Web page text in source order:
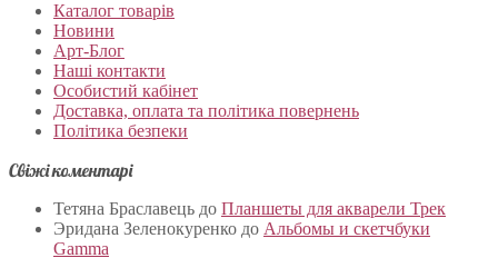
Каталог товарів
Новини
Арт-Блог
Наші контакти
Особистий кабінет
Доставка, оплата та політика повернень
Політика безпеки
Свіжі коментарі
Тетяна Браславець до Планшеты для акварели Трек
Эридана Зеленокуренко до Альбомы и скетчбуки
Gamma